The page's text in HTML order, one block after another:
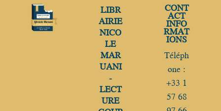
LIBR
AIRIE
NICO
LE
MAR
UANI
-
LECT
URE
CONT
ACT
INFO
RMAT
IONS
Téléph
one :
+33 1
57 68